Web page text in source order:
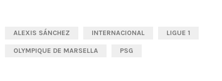
ALEXIS SÁNCHEZ INTERNACIONAL LIGUE 1
OLYMPIQUE DE MARSELLA PSG